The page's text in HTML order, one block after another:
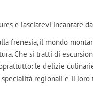
e lasciatevi incantare
frenesia, il mondo
Che si tratti di
le delizie
regionali e il loro